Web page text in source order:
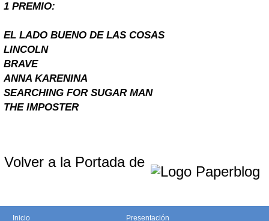
1 PREMIO:
EL LADO BUENO DE LAS COSAS
LINCOLN
BRAVE
ANNA KARENINA
SEARCHING FOR SUGAR MAN
THE IMPOSTER
Volver a la Portada de
Inicio Presentación